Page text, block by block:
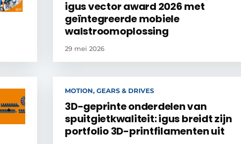
igus vector award 2026 met
geïntegreerde mobiele
walstroomoplossing
29 mei 2026
MOTION, GEARS & DRIVES
3D-geprinte onderdelen van
spuitgietkwaliteit: igus breidt zijn
portfolio 3D-printfilamenten uit